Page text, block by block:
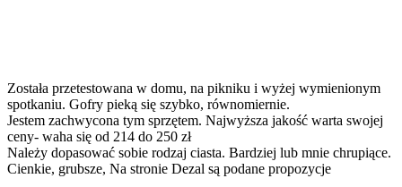
Została przetestowana w domu, na pikniku i wyżej wymienionym
spotkaniu. Gofry pieką się szybko, równomiernie.
Jestem zachwycona tym sprzętem. Najwyższa jakość warta swojej
ceny- waha się od 214 do 250 zł
Należy dopasować sobie rodzaj ciasta. Bardziej lub mnie chrupiące.
Cienkie, grubsze, Na stronie Dezal są podane propozycje